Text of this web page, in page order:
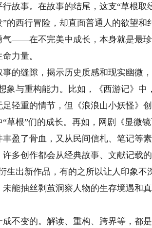
故事。在故事的结尾，这支“草根取
的西行冒险，却直面普通人的欲望
气——在不完美中成长，本身就是最
力量。
缝隙，揭示历史质感和现实幽微，
象与重构能力。比如，《西游记》
足轻重的情节，但《浪浪山小妖怪》
草根”们的成长。再如，网剧《显微
丰盈了骨血，又从民间信札、笔记等
多创作都会从经典故事、文献记载
生出新作品，有的之所以让人印象
能抽丝剥茧洞察人物的生存境遇和
变的。解读、重构、跨界等，都是